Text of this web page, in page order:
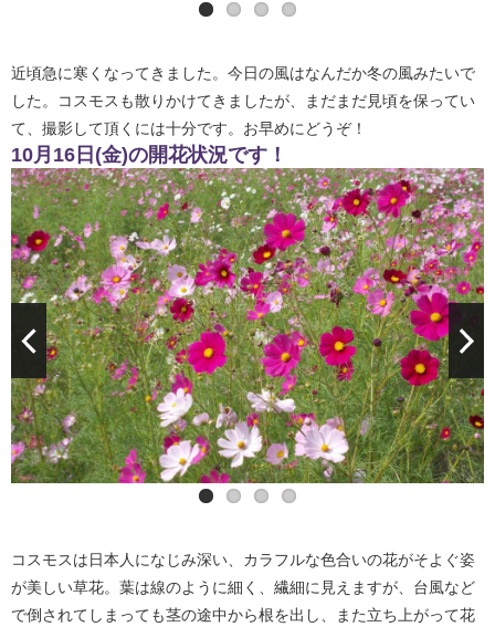
近頃急に寒くなってきました。今日の風はなんだか冬の風みたいで
した。コスモスも散りかけてきましたが、まだまだ見頃を保ってい
て、撮影して頂くには十分です。お早めにどうぞ！
10月16日(金)の開花状況です！
コスモスは日本人になじみ深い、カラフルな色合いの花がそよぐ姿
が美しい草花。葉は線のように細く、繊細に見えますが、台風など
で倒されてしまっても茎の途中から根を出し、また立ち上がって花